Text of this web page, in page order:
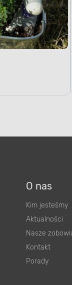
O nas
Kim jesteśmy
Aktualności
Nasze
Kontakt
Porady